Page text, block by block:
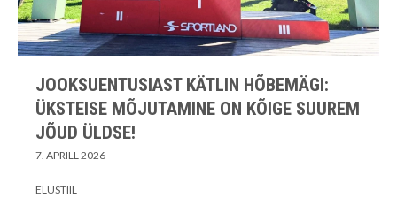
JOOKSUENTUSIAST KÄTLIN HÕBEMÄGI:
ÜKSTEISE MÕJUTAMINE ON KÕIGE SUUREM
JÕUD ÜLDSE!
7. APRILL 2026
ELUSTIIL